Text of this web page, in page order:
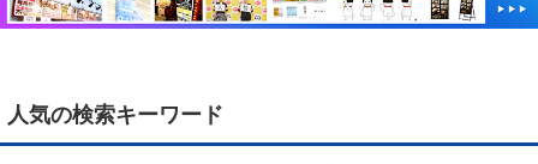
人気の検索キーワード